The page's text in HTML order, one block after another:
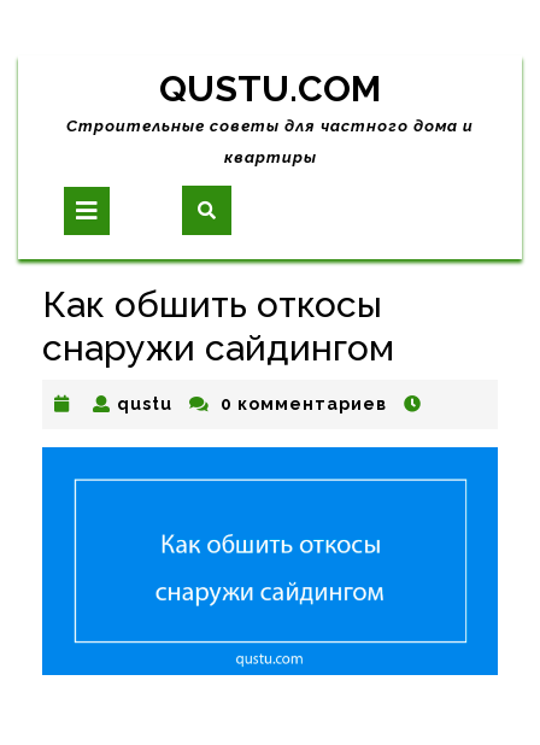
Skip
content
QUSTU.COM
Строительные советы для частного дома и
квартиры
Open
Button
Как обшить откосы
снаружи сайдингом
qustu qustu0 комментариев